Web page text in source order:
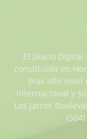
El Diario Digital
constituida en
más alto nivel
internacional y
Los Jarros